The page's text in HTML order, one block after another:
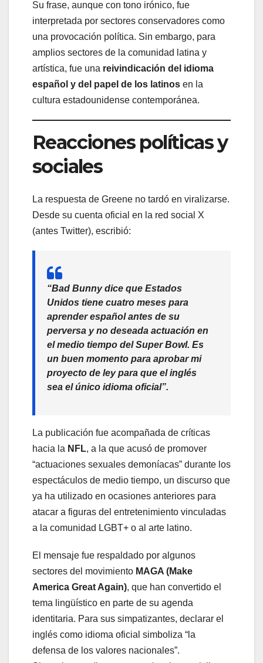
Su frase, aunque con tono irónico, fue
interpretada por sectores conservadores como
una provocación política. Sin embargo, para
amplios sectores de la comunidad latina y
artística, fue una reivindicación del idioma
español y del papel de los latinos en la
cultura estadounidense contemporánea.
Reacciones políticas y
sociales
La respuesta de Greene no tardó en viralizarse.
Desde su cuenta oficial en la red social X
(antes Twitter), escribió:
“Bad Bunny dice que Estados
Unidos tiene cuatro meses para
aprender español antes de su
perversa y no deseada actuación en
el medio tiempo del Super Bowl. Es
un buen momento para aprobar mi
proyecto de ley para que el inglés
sea el único idioma oficial”.
La publicación fue acompañada de críticas
hacia la NFL, a la que acusó de promover
“actuaciones sexuales demoníacas” durante los
espectáculos de medio tiempo, un discurso que
ya ha utilizado en ocasiones anteriores para
atacar a figuras del entretenimiento vinculadas
a la comunidad LGBT+ o al arte latino.
El mensaje fue respaldado por algunos
sectores del movimiento MAGA (Make
America Great Again), que han convertido el
tema lingüístico en parte de su agenda
identitaria. Para sus simpatizantes, declarar el
inglés como idioma oficial simboliza “la
defensa de los valores nacionales”.